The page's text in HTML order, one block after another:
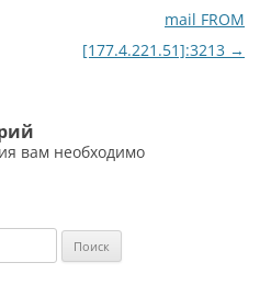
mail FROM
[177.4.221.51]:3213 →
вам необходимо